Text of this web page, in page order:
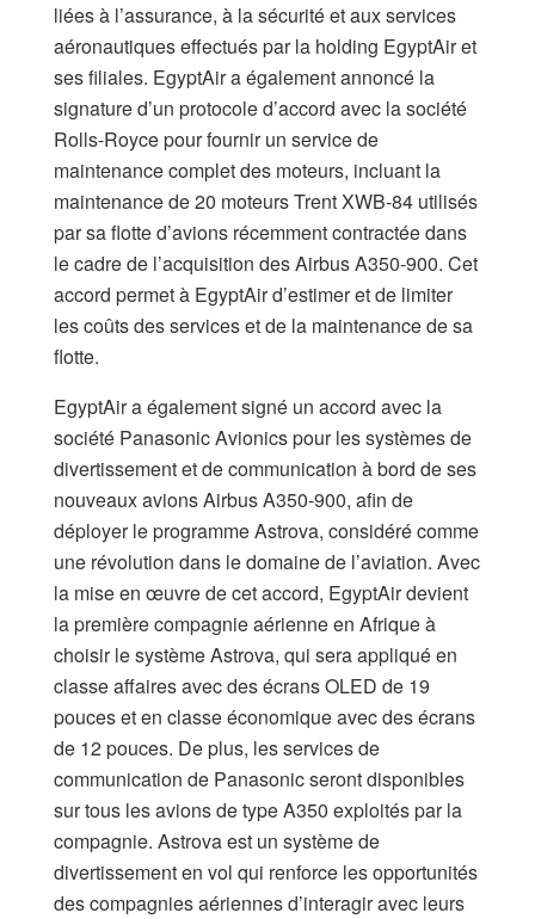
liées à l’assurance, à la sécurité et aux services
aéronautiques effectués par la holding EgyptAir et
ses filiales. EgyptAir a également annoncé la
signature d’un protocole d’accord avec la société
Rolls-Royce pour fournir un service de
maintenance complet des moteurs, incluant la
maintenance de 20 moteurs Trent XWB-84 utilisés
par sa flotte d’avions récemment contractée dans
le cadre de l’acquisition des Airbus A350-900. Cet
accord permet à EgyptAir d’estimer et de limiter
les coûts des services et de la maintenance de sa
flotte.
EgyptAir a également signé un accord avec la
société Panasonic Avionics pour les systèmes de
divertissement et de communication à bord de ses
nouveaux avions Airbus A350-900, afin de
déployer le programme Astrova, considéré comme
une révolution dans le domaine de l’aviation. Avec
la mise en œuvre de cet accord, EgyptAir devient
la première compagnie aérienne en Afrique à
choisir le système Astrova, qui sera appliqué en
classe affaires avec des écrans OLED de 19
pouces et en classe économique avec des écrans
de 12 pouces. De plus, les services de
communication de Panasonic seront disponibles
sur tous les avions de type A350 exploités par la
compagnie. Astrova est un système de
divertissement en vol qui renforce les opportunités
des compagnies aériennes d’interagir avec leurs